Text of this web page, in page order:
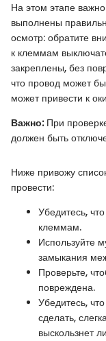
На этом этапе
выполнены
осмотр: обратите
к клеммам
закреплены, без
что провод может
может привести к
Важно:При
должен быть
Ниже привожу
провести:
Убедитесь,
клеммам.
Используйте
замыкания
Проверьте,
повреждена.
Убедитесь,
сделать,
выскользнет